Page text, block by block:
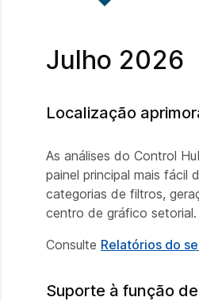
Julho 2026
Localização
As análises do Control
painel principal mais fácil
categorias de filtros,
centro de gráfico setorial.
Consulte Relatórios do
Suporte à função